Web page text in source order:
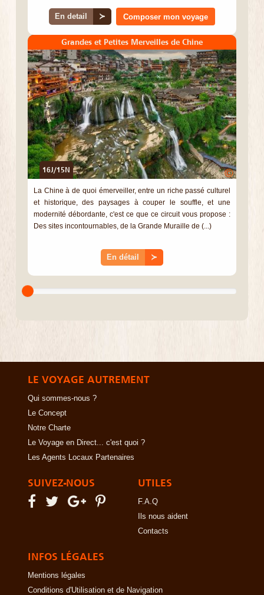
En detail ≻ Composer mon voyage
Grandes et Petites Merveilles de Chine
16J/15N ©
La Chine à de quoi émerveiller, entre un riche passé culturel
et historique, des paysages à couper le souffle, et une
modernité débordante, c'est ce que ce circuit vous propose :
Des sites incontournables, de la Grande Muraille de (...)
En détail ≻
LE VOYAGE AUTREMENT
Qui sommes-nous ?
Le Concept
Notre Charte
Le Voyage en Direct... c'est quoi ?
Les Agents Locaux Partenaires
SUIVEZ-NOUS UTILES
F.A.Q
Ils nous aident
Contacts
INFOS LÉGALES
Mentions légales
Conditions d'Utilisation et de Navigation